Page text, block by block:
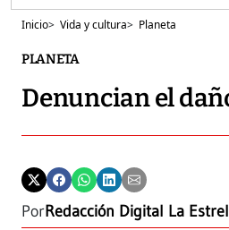
Inicio> Vida y cultura> Planeta
PLANETA
Denuncian el
PorRedacción Digital La